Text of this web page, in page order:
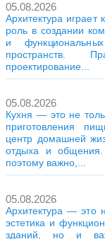
05.08.2026
Архитектура играет
роль в создании
и
пространств.
проектирование...
05.08.2026
Кухня — это не
приготовления
центр домашней
отдыха и
поэтому важно,...
05.08.2026
Архитектура — это
эстетика и
зданий, но и